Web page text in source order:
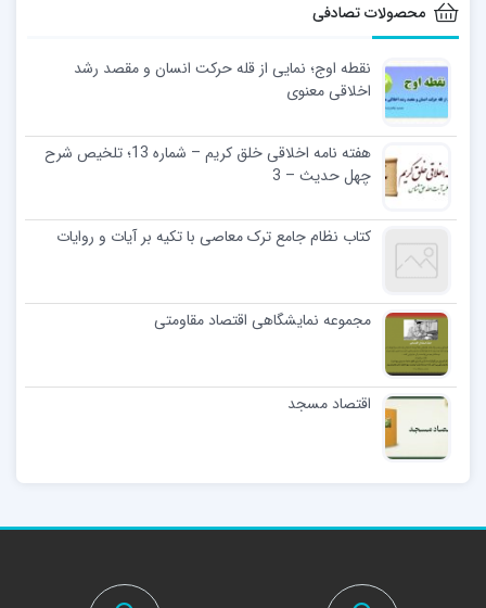
محصولات تصادفی
نقطه اوج؛ نمایی از قله حرکت انسان و مقصد رشد
اخلاقی معنوی
هفته نامه اخلاقی خلق کریم – شماره 13؛ تلخیص شرح
چهل حدیث – 3
کتاب نظام جامع ترک معاصی با تکیه بر آیات و روایات
مجموعه نمایشگاهی اقتصاد مقاومتی
اقتصاد مسجد